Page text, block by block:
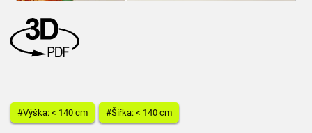
#Výška: < 140 cm #Šířka: < 140 cm